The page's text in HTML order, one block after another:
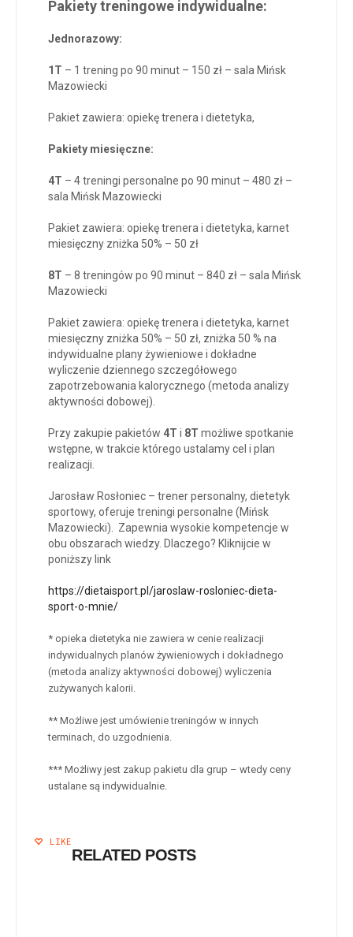
Pakiety treningowe indywidualne:
Jednorazowy:
1T – 1 trening po 90 minut – 150 zł – sala Mińsk
Mazowiecki
Pakiet zawiera: opiekę trenera i dietetyka,
Pakiety miesięczne:
4T – 4 treningi personalne po 90 minut – 480 zł –
sala Mińsk Mazowiecki
Pakiet zawiera: opiekę trenera i dietetyka, karnet
miesięczny zniżka 50% – 50 zł
8T – 8 treningów po 90 minut – 840 zł – sala Mińsk
Mazowiecki
Pakiet zawiera: opiekę trenera i dietetyka, karnet
miesięczny zniżka 50% – 50 zł, zniżka 50 % na
indywidualne plany żywieniowe i dokładne
wyliczenie dziennego szczegółowego
zapotrzebowania kalorycznego (metoda analizy
aktywności dobowej).
Przy zakupie pakietów 4T i 8T możliwe spotkanie
wstępne, w trakcie którego ustalamy cel i plan
realizacji.
Jarosław Rosłoniec – trener personalny, dietetyk
sportowy, oferuje treningi personalne (Mińsk
Mazowiecki). Zapewnia wysokie kompetencje w
obu obszarach wiedzy. Dlaczego? Kliknijcie w
poniższy link
https://dietaisport.pl/jaroslaw-rosloniec-dieta-
sport-o-mnie/
* opieka dietetyka nie zawiera w cenie realizacji
indywidualnych planów żywieniowych i dokładnego
(metoda analizy aktywności dobowej) wyliczenia
zużywanych kalorii.
** Możliwe jest umówienie treningów w innych
terminach, do uzgodnienia.
*** Możliwy jest zakup pakietu dla grup – wtedy ceny
ustalane są indywidualnie.
LIKE
RELATED POSTS